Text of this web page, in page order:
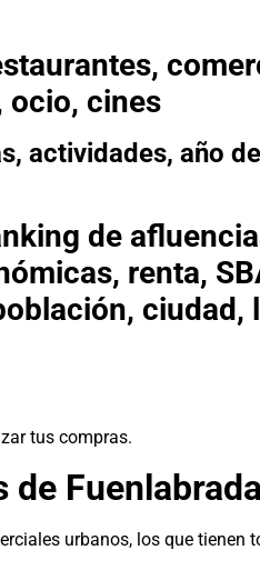
ocio, cines
actividades, año
de
renta,
tus compras.
Fuenlabrada
urbanos, los que tienen